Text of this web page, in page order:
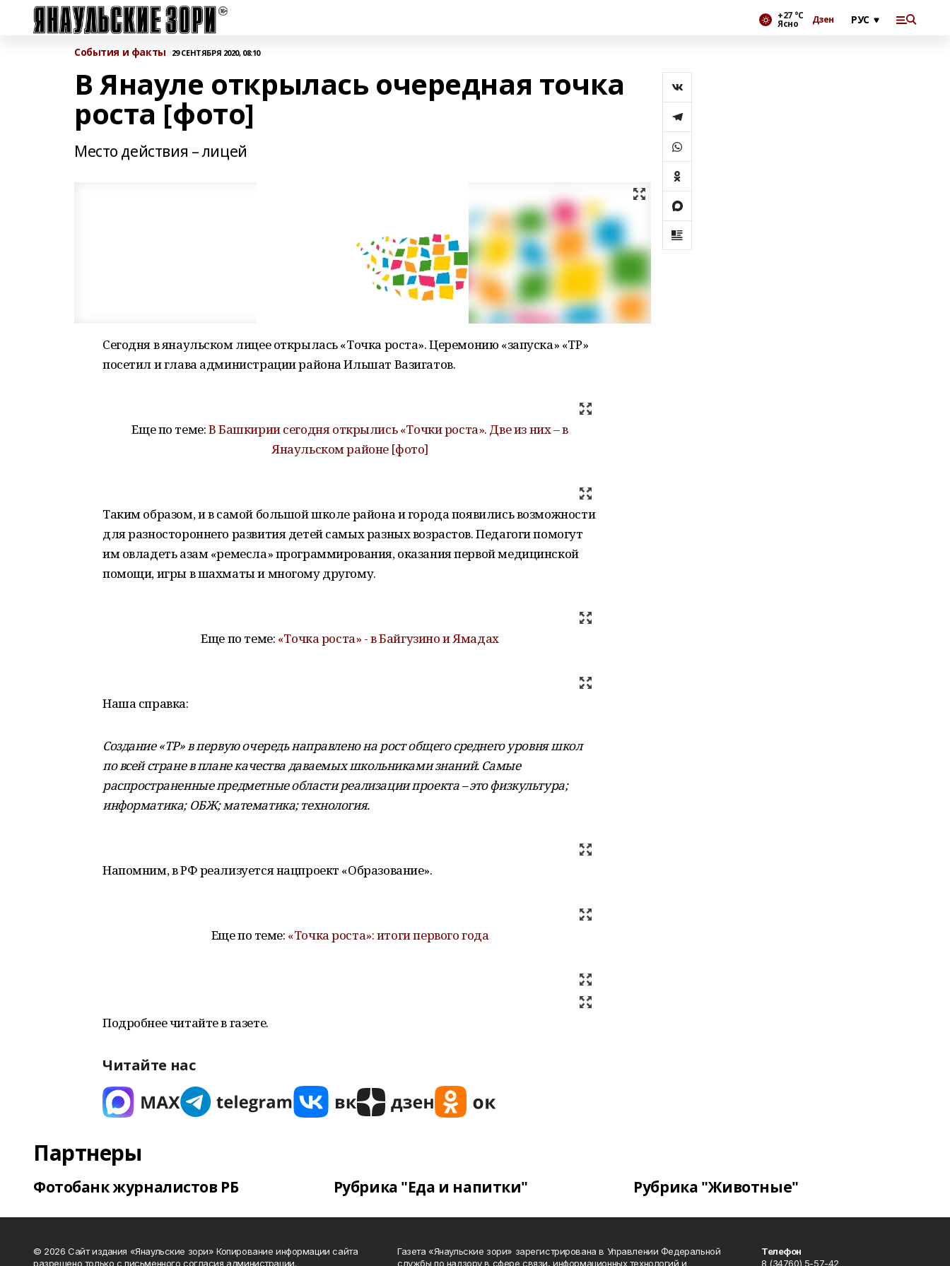
+27 °С
Ясно Дзен
События и факты 29 СЕНТЯБРЯ 2020, 08:10
В Янауле открылась очередная точка
роста [фото]
Место действия – лицей
Сегодня в янаульском лицее открылась «Точка роста». Церемонию «запуска» «ТР»
посетил и глава администрации района Ильшат Вазигатов.
Еще по теме:В Башкирии сегодня открылись «Точки роста». Две из них – в
Янаульском районе [фото]
Таким образом, и в самой большой школе района и города появились возможности
для разностороннего развития детей самых разных возрастов. Педагоги помогут
им овладеть азам «ремесла» программирования, оказания первой медицинской
помощи, игры в шахматы и многому другому.
Еще по теме: «Точка роста» - в Байгузино и Ямадах
Наша справка:
Создание «ТР» в первую очередь направлено на рост общего среднего уровня школ
по всей стране в плане качества даваемых школьниками знаний. Самые
распространенные предметные области реализации проекта – это физкультура;
информатика; ОБЖ; математика; технология.
Напомним, в РФ реализуется нацпроект «Образование».
Еще по теме: «Точка роста»: итоги первого года
Подробнее читайте в газете.
Читайте нас
Партнеры
Фотобанк журналистов РБ Рубрика "Еда и напитки" Рубрика "Животные"
© 2026 Сайт издания «Янаульские зори» Копирование информации сайта
разрешено только с письменного согласия администрации.
Газета «Янаульские зори» зарегистрирована в Управлении Федеральной
службы по надзору в сфере связи, информационных технологий и
Телефон
8 (34760) 5-57-42